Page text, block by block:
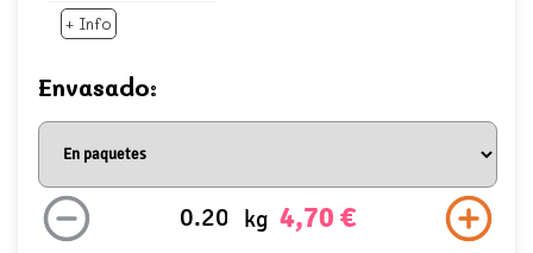
+ Info
Envasado:
kg 4,70 €